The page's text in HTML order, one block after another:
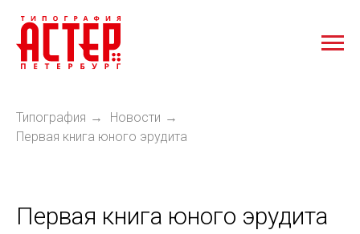
Типография → Новости →
Первая книга юного эрудита
Первая книга юного эрудита